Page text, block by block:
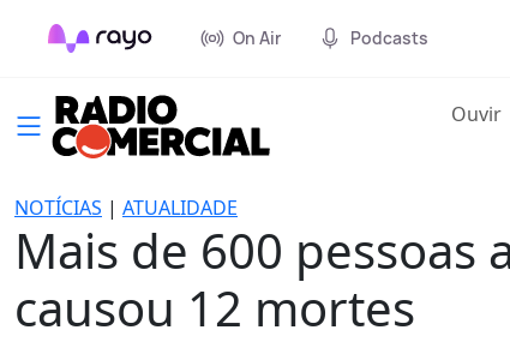
On Air Podcasts
Ouvir
NOTÍCIAS | ATUALIDADE
Mais de 600 pessoas
causou 12 mortes